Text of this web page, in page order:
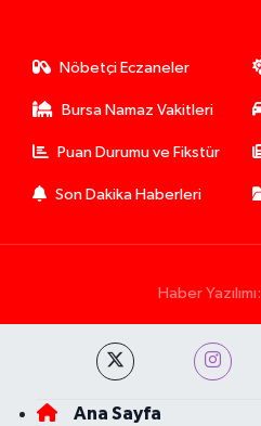
Nöbetçi Eczaneler
Bursa Namaz Vakitleri
Puan Durumu ve Fikstür
Son Dakika Haberleri
Haber Yazılımı:
Ana Sayfa